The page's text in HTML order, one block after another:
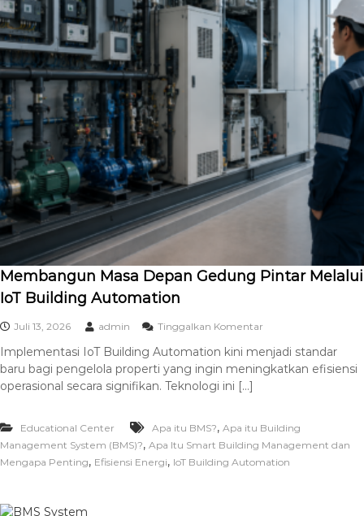
Membangun Masa Depan Gedung Pintar Melalui
IoT Building Automation
Juli 13, 2026 admin Tinggalkan Komentar
Implementasi IoT Building Automation kini menjadi standar
baru bagi pengelola properti yang ingin meningkatkan efisiensi
operasional secara signifikan. Teknologi ini […]
Educational Center Apa itu BMS?, Apa itu Building
Management System (BMS)?, Apa Itu Smart Building Management dan
Mengapa Penting, Efisiensi Energi, IoT Building Automation